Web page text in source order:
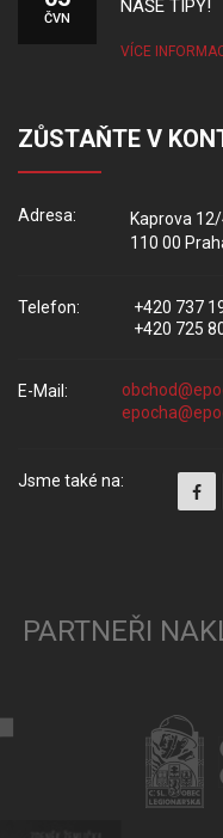
ČVN
NAŠE TIPY!
VÍCE
ZŮSTAŇTE V
Adresa:
Kaprova
110 00
Telefon: +420 737
+420 725
E-Mail:
Jsme také na:
PARTNEŘI